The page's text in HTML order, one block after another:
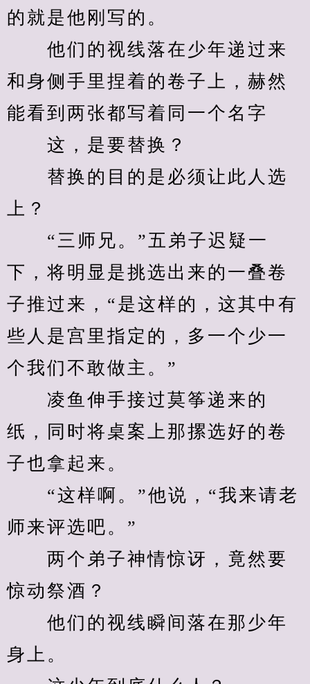
的就是他刚写的。
他们的视线落在少年递过来
和身侧手里捏着的卷子上，赫然
能看到两张都写着同一个名字
这，是要替换？
替换的目的是必须让此人选
上？
“三师兄。”五弟子迟疑一
下，将明显是挑选出来的一叠卷
子推过来，“是这样的，这其中有
些人是宫里指定的，多一个少一
个我们不敢做主。”
凌鱼伸手接过莫筝递来的
纸，同时将桌案上那摞选好的卷
子也拿起来。
“这样啊。”他说，“我来请老
师来评选吧。”
两个弟子神情惊讶，竟然要
惊动祭酒？
他们的视线瞬间落在那少年
身上。